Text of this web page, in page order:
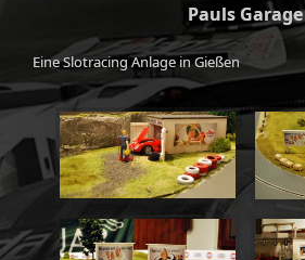
Pauls Garage
Eine Slotracing Anlage in Gießen